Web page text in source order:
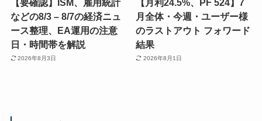
【要確認】ISM、雇用統計
などの8/3 – 8/7の経済ニュ
ース整理、EA運用の注意
日・時間帯を解説
2026年8月3日
【月利24.5%、PF 524】7
月全体・今週・ユーザー様
のラストアウト フォワード
結果
2026年8月1日